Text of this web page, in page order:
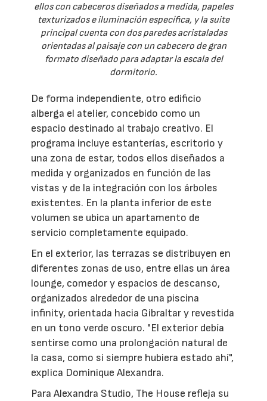
ellos con cabeceros diseñados a medida, papeles
texturizados e iluminación específica, y la suite
principal cuenta con dos paredes acristaladas
orientadas al paisaje con un cabecero de gran
formato diseñado para adaptar la escala del
dormitorio.
De forma independiente, otro edificio
alberga el atelier, concebido como un
espacio destinado al trabajo creativo. El
programa incluye estanterías, escritorio y
una zona de estar, todos ellos diseñados a
medida y organizados en función de las
vistas y de la integración con los árboles
existentes. En la planta inferior de este
volumen se ubica un apartamento de
servicio completamente equipado.
En el exterior, las terrazas se distribuyen en
diferentes zonas de uso, entre ellas un área
lounge, comedor y espacios de descanso,
organizados alrededor de una piscina
infinity, orientada hacia Gibraltar y revestida
en un tono verde oscuro. "El exterior debía
sentirse como una prolongación natural de
la casa, como si siempre hubiera estado ahí",
explica Dominique Alexandra.
Para Alexandra Studio, The House refleja su